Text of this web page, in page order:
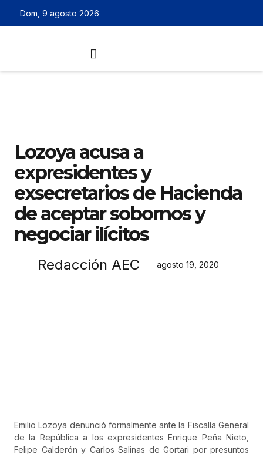
Dom, 9 agosto 2026
Lozoya acusa a
expresidentes y
exsecretarios de Hacienda
de aceptar sobornos y
negociar ilícitos
Redacción AEC agosto 19, 2020
Emilio Lozoya denunció formalmente ante la Fiscalía General
de la República a los expresidentes Enrique Peña Nieto,
Felipe Calderón y Carlos Salinas de Gortari por presuntos